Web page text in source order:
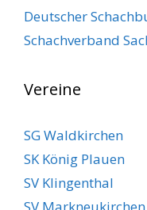
Deutscher
Schachverband
Vereine
SG Waldkirchen
SK König Plauen
SV Klingenthal